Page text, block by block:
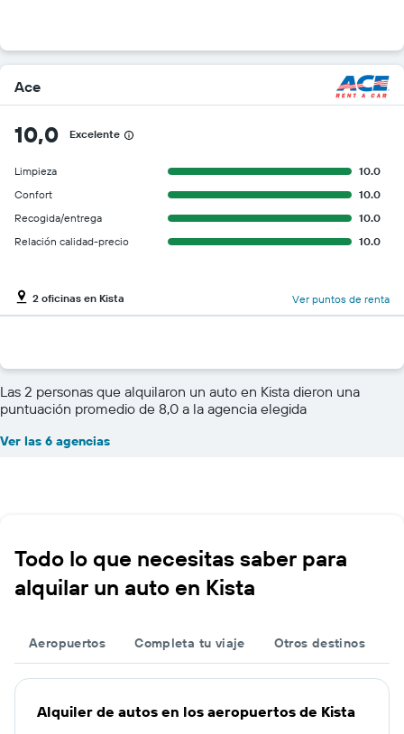
Ace
10,0 Excelente
Limpieza
10.0
Confort
10.0
Recogida/entrega
10.0
Relación calidad-precio
10.0
2 oficinas en Kista Ver puntos de renta
Las 2 personas que alquilaron un auto en Kista dieron una
puntuación promedio de 8,0 a la agencia elegida
Ver las 6 agencias
Todo lo que necesitas saber para
alquilar un auto en Kista
Aeropuertos Completa tu viaje Otros destinos
Alquiler de autos en los aeropuertos de Kista